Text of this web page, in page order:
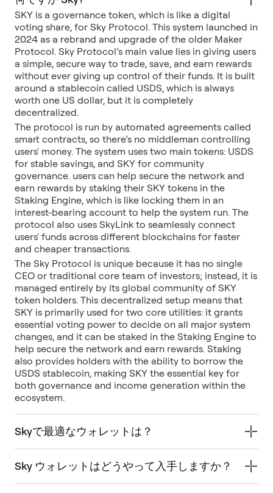
SKY is a governance token, which is like a digital
voting share, for Sky Protocol. This system launched in
2024 as a rebrand and upgrade of the older Maker
Protocol. Sky Protocol’s main value lies in giving users
a simple, secure way to trade, save, and earn rewards
without ever giving up control of their funds. It is built
around a stablecoin called USDS, which is always
worth one US dollar, but it is completely
decentralized.
The protocol is run by automated agreements called
smart contracts, so there’s no middleman controlling
users' money. The system uses two main tokens: USDS
for stable savings, and SKY for community
governance. users can help secure the network and
earn rewards by staking their SKY tokens in the
Staking Engine, which is like locking them in an
interest-bearing account to help the system run. The
protocol also uses SkyLink to seamlessly connect
users' funds across different blockchains for faster
and cheaper transactions.
The Sky Protocol is unique because it has no single
CEO or traditional core team of investors; instead, it is
managed entirely by its global community of SKY
token holders. This decentralized setup means that
SKY is primarily used for two core utilities: it grants
essential voting power to decide on all major system
changes, and it can be staked in the Staking Engine to
help secure the network and earn rewards. Staking
also provides holders with the ability to borrow the
USDS stablecoin, making SKY the essential key for
both governance and income generation within the
ecosystem.
Skyで最適なウォレットは？
Sky ウォレットはどうやって入手しますか？